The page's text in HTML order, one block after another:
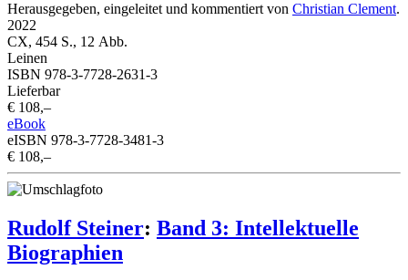
Herausgegeben, eingeleitet und kommentiert von Christian Clement.
2022
CX, 454 S., 12 Abb.
Leinen
ISBN 978-3-7728-2631-3
Lieferbar
€ 108,–
eBook
eISBN 978-3-7728-3481-3
€ 108,–
Rudolf Steiner: Band 3: Intellektuelle
Biographien